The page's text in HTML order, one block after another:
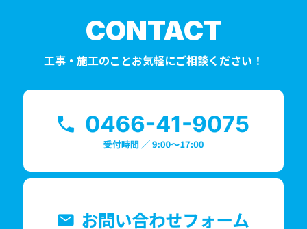
CONTACT
工事・施工のことお気軽にご相談ください！